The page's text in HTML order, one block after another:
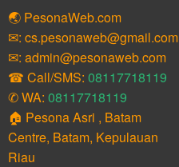
🌏 PesonaWeb.com
✉: cs.pesonaweb@gmail.com
✉: admin@pesonaweb.com
☎ Call/SMS: 08117718119
✆ WA: 08117718119
🏠 Pesona Asri , Batam
Centre, Batam, Kepulauan
Riau